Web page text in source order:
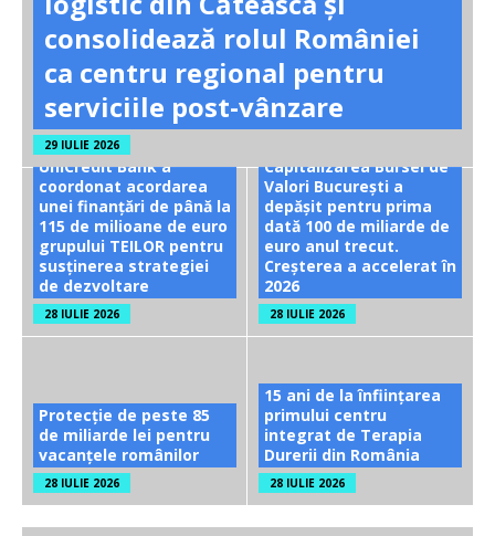
consolidează rolul României
ca centru regional pentru
serviciile post-vânzare
29 IULIE 2026
UniCredit Bank a
coordonat acordarea
unei finanțări de până la
115 de milioane de euro
grupului TEILOR pentru
susținerea strategiei
de dezvoltare
28 IULIE 2026
Capitalizarea Bursei de
Valori București a
depășit pentru prima
dată 100 de miliarde de
euro anul trecut.
Creșterea a accelerat în
2026
28 IULIE 2026
Protecție de peste 85
de miliarde lei pentru
vacanțele românilor
28 IULIE 2026
15 ani de la înființarea
primului centru
integrat de Terapia
Durerii din România
28 IULIE 2026